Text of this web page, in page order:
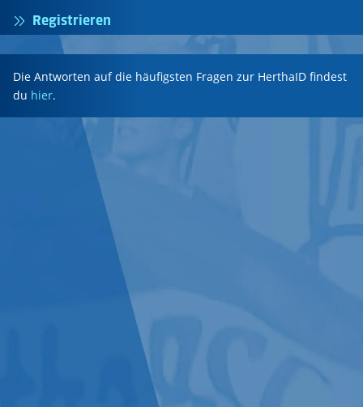
Registrieren
Die Antworten auf die häufigsten Fragen zur HerthaID findest
du hier.